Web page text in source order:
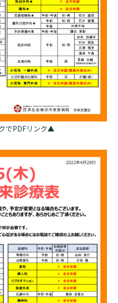
ス
ついて
について
について
続き
予約
更・確認
プライバシーポリシー
でPDFリンク▲